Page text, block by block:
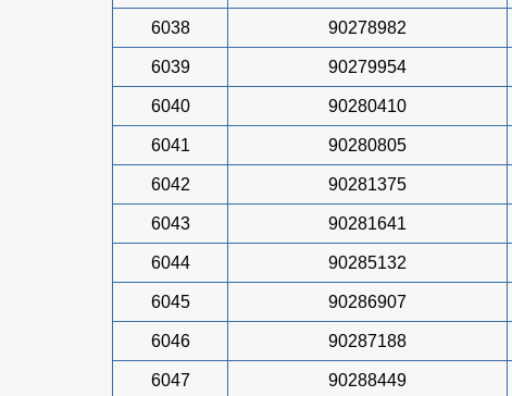
6038 90278982
6039 90279954
6040 90280410
6041 90280805
6042 90281375
6043 90281641
6044 90285132
6045 90286907
6046 90287188
6047 90288449